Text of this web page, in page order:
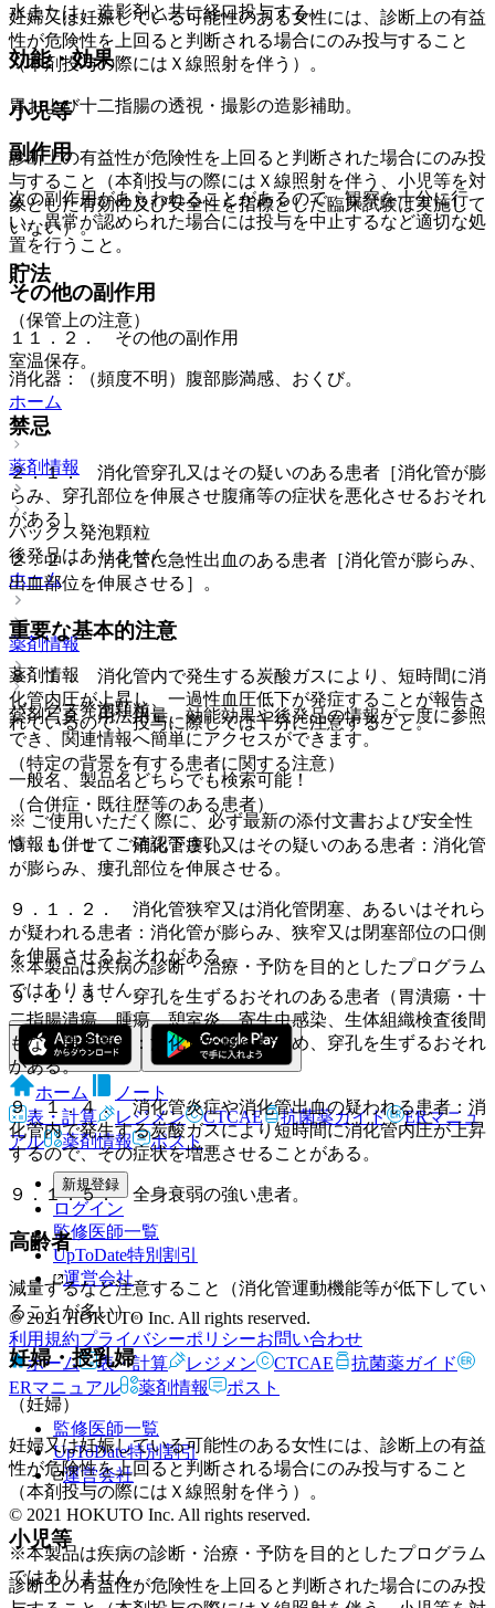
妊婦又は妊娠している可能性のある女性には、診断上の有益
性が危険性を上回ると判断される場合にのみ投与すること
（本剤投与の際にはＸ線照射を伴う）。
小児等
診断上の有益性が危険性を上回ると判断された場合にのみ投
与すること（本剤投与の際にはＸ線照射を伴う、小児等を対
象とした有効性及び安全性を指標とした臨床試験は実施して
いない）。
貯法
（保管上の注意）
室温保存。
ホーム
薬剤情報
バックス発泡顆粒
後発品はありません
ホーム
薬剤情報
バックス発泡顆粒
水または、造影剤と共に経口投与する。
効能・効果
胃および十二指腸の透視・撮影の造影補助。
副作用
次の副作用があらわれることがあるので、観察を十分に行
い、異常が認められた場合には投与を中止するなど適切な処
置を行うこと。
その他の副作用
１１．２． その他の副作用
消化器：（頻度不明）腹部膨満感、おくび。
禁忌
２．１． 消化管穿孔又はその疑いのある患者［消化管が膨
らみ、穿孔部位を伸展させ腹痛等の症状を悪化させるおそれ
がある］。
２．２． 消化管に急性出血のある患者［消化管が膨らみ、
出血部位を伸展させる］。
重要な基本的注意
８．１． 消化管内で発生する炭酸ガスにより、短時間に消
化管内圧が上昇し、一過性血圧低下が発症することが報告さ
れているので、投与に際しては十分に注意すること。
（特定の背景を有する患者に関する注意）
（合併症・既往歴等のある患者）
９．１．１． 消化管瘻孔又はその疑いのある患者：消化管
が膨らみ、瘻孔部位を伸展させる。
９．１．２． 消化管狭窄又は消化管閉塞、あるいはそれら
が疑われる患者：消化管が膨らみ、狭窄又は閉塞部位の口側
を伸展させるおそれがある。
９．１．３． 穿孔を生ずるおそれのある患者（胃潰瘍・十
二指腸潰瘍、腫瘍、憩室炎、寄生虫感染、生体組織検査後間
もない患者等）：消化管が膨らむため、穿孔を生ずるおそれ
がある。
９．１．４． 消化管炎症や消化管出血の疑われる患者：消
化管内で発生する炭酸ガスにより短時間に消化管内圧が上昇
するので、その症状を増悪させることがある。
９．１．５． 全身衰弱の強い患者。
高齢者
減量するなど注意すること（消化管運動機能等が低下してい
ることが多い）。
妊婦・授乳婦
（妊婦）
妊婦又は妊娠している可能性のある女性には、診断上の有益
性が危険性を上回ると判断される場合にのみ投与すること
（本剤投与の際にはＸ線照射を伴う）。
小児等
診断上の有益性が危険性を上回ると判断された場合にのみ投
薬剤情報
薬剤写真、用法用量、効能効果や後発品の情報が一度に参照
でき、関連情報へ簡単にアクセスができます。
一般名、製品名どちらでも検索可能！
※ ご使用いただく際に、必ず最新の添付文書および安全性
情報も併せてご確認下さい。
※本製品は疾病の診断・治療・予防を目的としたプログラム
ではありません。
ホーム
ノート
表・計算
レジメン CTCAE 抗菌薬ガイド
ERマニュ
アル
薬剤情報 ポスト
新規登録
ログイン
監修医師一覧
UpToDate特別割引
運営会社
© 2021 HOKUTO Inc. All rights reserved.
利用規約プライバシーポリシーお問い合わせ
ホーム
表・計算 レジメン CTCAE
抗菌薬ガイド
ERマニュアル
薬剤情報 ポスト
監修医師一覧
UpToDate特別割引
運営会社
© 2021 HOKUTO Inc. All rights reserved.
※本製品は疾病の診断・治療・予防を目的としたプログラム
ではありません。